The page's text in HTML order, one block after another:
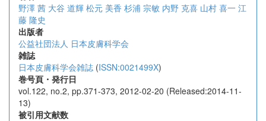
野澤 茜 大谷 道輝 松元 美香 杉浦 宗敏 内野 克喜 山村 喜一 江
藤 隆史
出版者
公益社団法人 日本皮膚科学会
雑誌
日本皮膚科学会雑誌 (ISSN:0021499X)
巻号頁・発行日
vol.122, no.2, pp.371-373, 2012-02-20 (Released:2014-11-
13)
被引用文献数